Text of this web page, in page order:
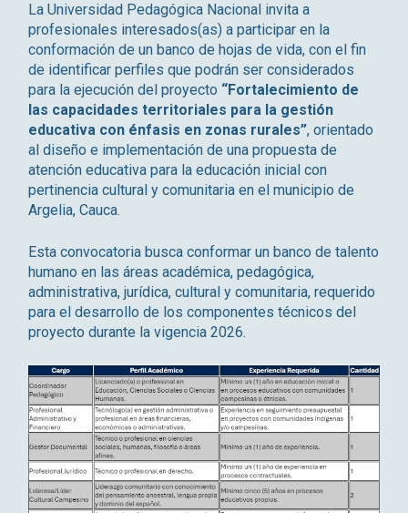
La Universidad Pedagógica Nacional invita a
profesionales interesados(as) a participar en la
conformación de un banco de hojas de vida, con el fin
de identificar perfiles que podrán ser considerados
para la ejecución del proyecto “Fortalecimiento de
las capacidades territoriales para la gestión
educativa con énfasis en zonas rurales”, orientado
al diseño e implementación de una propuesta de
atención educativa para la educación inicial con
pertinencia cultural y comunitaria en el municipio de
Argelia, Cauca.
Esta convocatoria busca conformar un banco de talento
humano en las áreas académica, pedagógica,
administrativa, jurídica, cultural y comunitaria, requerido
para el desarrollo de los componentes técnicos del
proyecto durante la vigencia 2026.